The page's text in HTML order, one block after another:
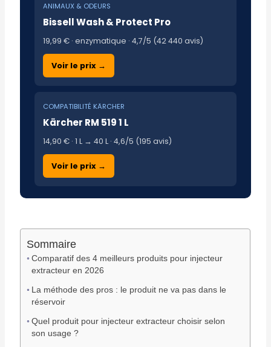
ANIMAUX & ODEURS
Bissell Wash & Protect Pro
19,99 € · enzymatique · 4,7/5 (42 440 avis)
Voir le prix →
COMPATIBILITÉ KÄRCHER
Kärcher RM 519 1 L
14,90 € · 1 L → 40 L · 4,6/5 (195 avis)
Voir le prix →
Sommaire
Comparatif des 4 meilleurs produits pour injecteur
extracteur en 2026
La méthode des pros : le produit ne va pas dans le
réservoir
Quel produit pour injecteur extracteur choisir selon
son usage ?